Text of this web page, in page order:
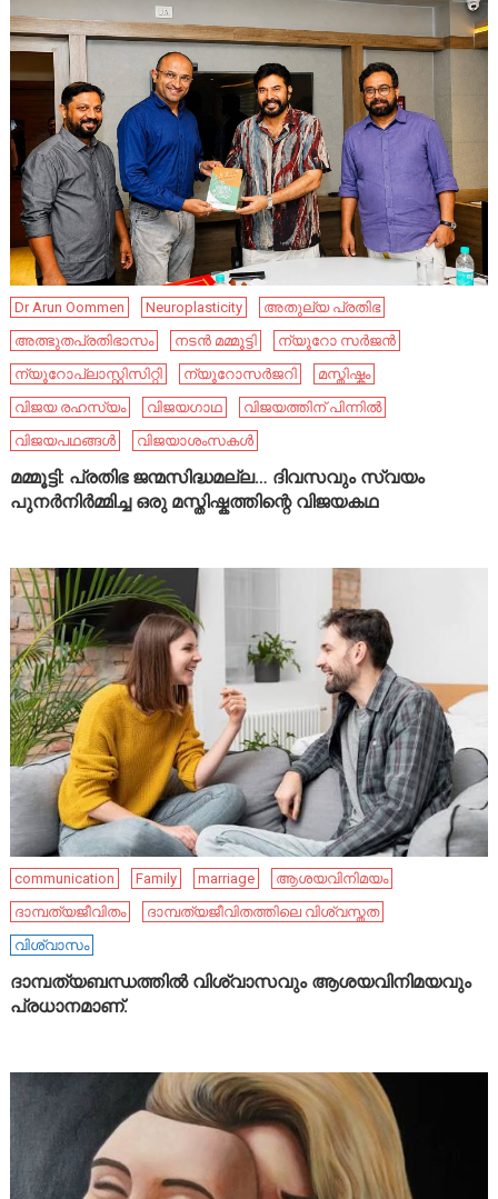
Dr Arun Oommen Neuroplasticity
അതുല്യ പ്രതിഭ
അത്ഭുതപ്രതിഭാസം
നടൻ മമ്മൂട്ടി
ന്യൂറോ സർജൻ
ന്യൂറോപ്ലാസ്റ്റിസിറ്റി
ന്യൂറോസർജറി
മസ്തിഷ്കം
വിജയ രഹസ്യം
വിജയഗാഥ
വിജയത്തിന് പിന്നിൽ
വിജയപഥങ്ങൾ
വിജയാശംസകൾ
മമ്മൂട്ടി: പ്രതിഭ ജന്മസിദ്ധമല്ല… ദിവസവും സ്വയം
പുനർനിർമ്മിച്ച ഒരു മസ്തിഷ്കത്തിന്റെ വിജയകഥ
communication Family marriage
ആശയവിനിമയം
ദാമ്പത്യജീവിതം
ദാമ്പത്യജീവിതത്തിലെ വിശ്വസ്തത
വിശ്വാസം
ദാമ്പത്യബന്ധത്തിൽ വിശ്വാസവും ആശയവിനിമയവും
പ്രധാനമാണ്.